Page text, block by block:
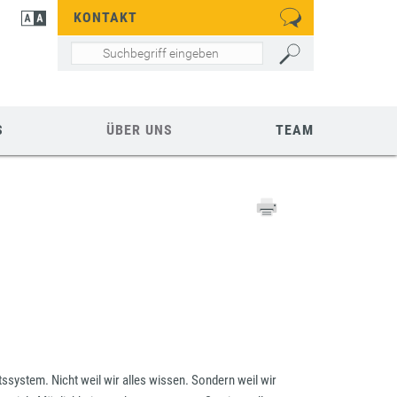
KONTAKT
ÜBER UNS TEAM
Nicht weil wir alles wissen. Sondern weil wir